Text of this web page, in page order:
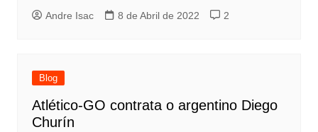
Andre Isac 8 de Abril de 2022 2
Blog
Atlético-GO contrata o argentino Diego
Churín